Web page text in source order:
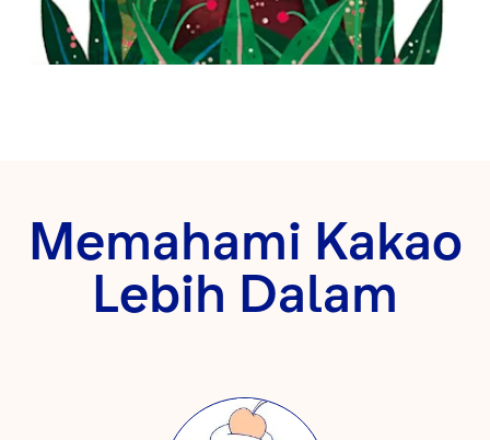
Memahami Kakao
Lebih Dalam